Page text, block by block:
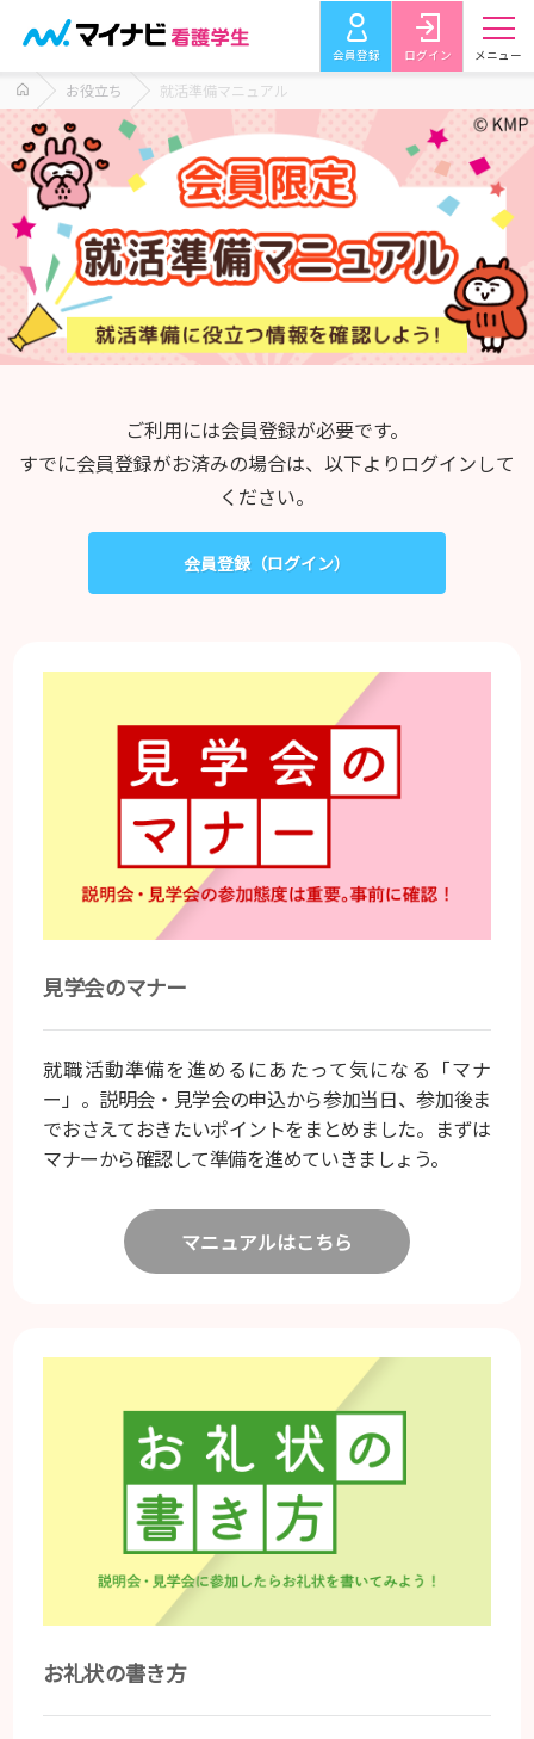
会員登録 ログイン メニュー
お役立ち 就活準備マニュアル
ご利用には会員登録が必要です。
すでに会員登録がお済みの場合は、以下よりログインして
ください。
会員登録（ログイン）
見学会のマナー
就職活動準備を進めるにあたって気になる「マナ
ー」。説明会・見学会の申込から参加当日、参加後ま
でおさえておきたいポイントをまとめました。まずは
マナーから確認して準備を進めていきましょう。
マニュアルはこちら
お礼状の書き方